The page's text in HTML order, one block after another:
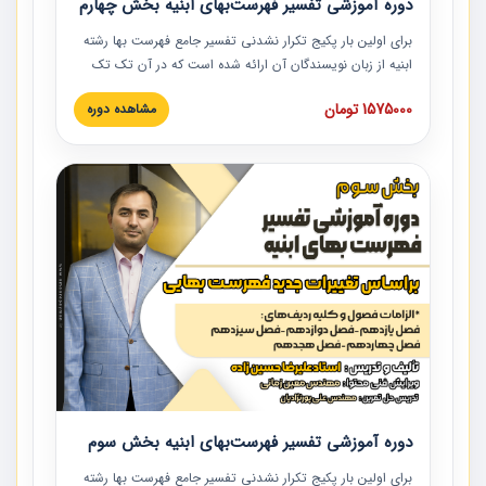
دوره آموزشی تفسیر فهرست‌بهای ابنیه بخش چهارم
برای اولین بار پکیج تکرار نشدنی تفسیر جامع فهرست بها رشته
ابنیه از زبان نویسندگان آن ارائه شده است که در آن تک تک
ردیف ها و مطالب فهرست بها تفسیر و ارائه شده است. این
دوره به صورت کامل تصویری بوده و به همراه تصاویر عملیات
دوره با کلام مهندس علیرضاحسین‌زاده مدیر پروژه مهندسی
مشاور در امر بازنگری فهرست بها رشته ابنیه ارائه شده و به تمام
همکارانی که در حوزه صنعت ساخت در حال فعالیت هستند حتما
توصیه می کنیم از مطالب این دوره استفاده نمایند.
1575000 تومان مشاهده دوره
دوره آموزشی تفسیر فهرست‌بهای ابنیه بخش سوم
برای اولین بار پکیج تکرار نشدنی تفسیر جامع فهرست بها رشته